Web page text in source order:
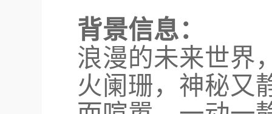
背景信息：
浪漫的未来世界
火阑珊，神秘又